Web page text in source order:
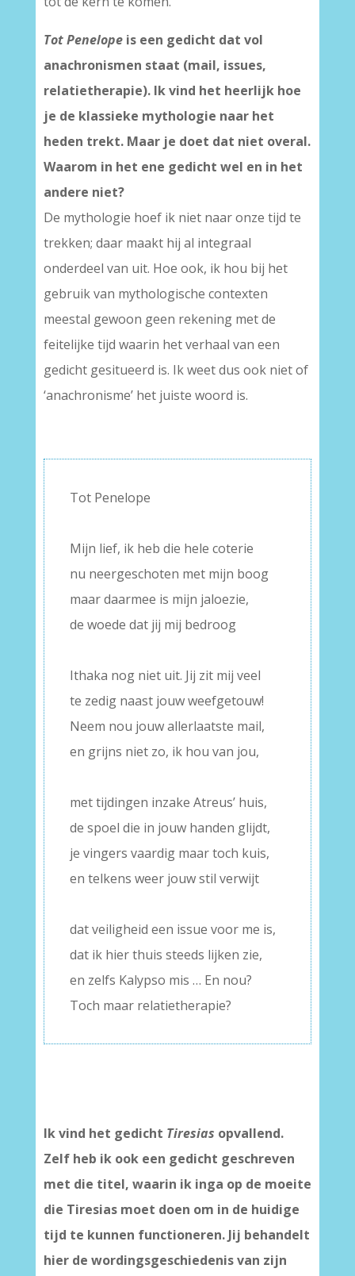
Tot Penelopeis een gedicht dat vol
anachronismen staat (mail, issues,
relatietherapie). Ik vind het heerlijk hoe
je de klassieke mythologie naar het
heden trekt. Maar je doet dat niet overal.
Waarom in het ene gedicht wel en in het
andere niet?
De mythologie hoef ik niet naar onze tijd te
trekken; daar maakt hij al integraal
onderdeel van uit. Hoe ook, ik hou bij het
gebruik van mythologische contexten
meestal gewoon geen rekening met de
feitelijke tijd waarin het verhaal van een
gedicht gesitueerd is. Ik weet dus ook niet of
‘anachronisme’ het juiste woord is.
Tot Penelope
Mijn lief, ik heb die hele coterie
nu neergeschoten met mijn boog
maar daarmee is mijn jaloezie,
de woede dat jij mij bedroog
Ithaka nog niet uit. Jij zit mij veel
te zedig naast jouw weefgetouw!
Neem nou jouw allerlaatste mail,
en grijns niet zo, ik hou van jou,
met tijdingen inzake Atreus’ huis,
de spoel die in jouw handen glijdt,
je vingers vaardig maar toch kuis,
en telkens weer jouw stil verwijt
dat veiligheid een issue voor me is,
dat ik hier thuis steeds lijken zie,
en zelfs Kalypso mis … En nou?
Toch maar relatietherapie?
Ik vind het gedicht Tiresias opvallend.
Zelf heb ik ook een gedicht geschreven
met die titel, waarin ik inga op de moeite
die Tiresias moet doen om in de huidige
tijd te kunnen functioneren. Jij behandelt
hier de wordingsgeschiedenis van zijn